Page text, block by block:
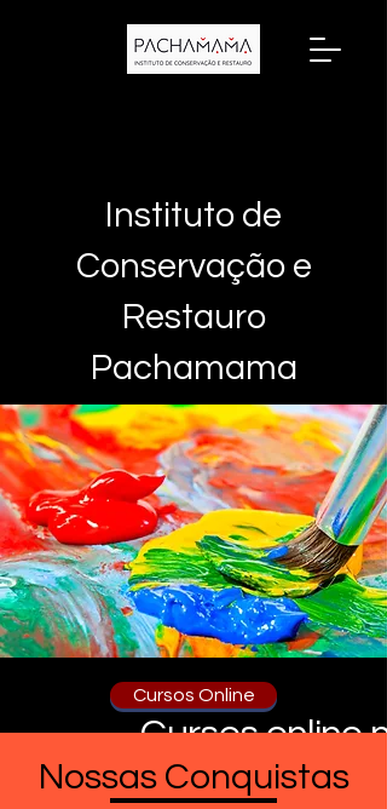
Instituto de
Conservação e
Restauro
Pachamama
Cursos online
Restauro
Cursos Online
Nossas Conquistas